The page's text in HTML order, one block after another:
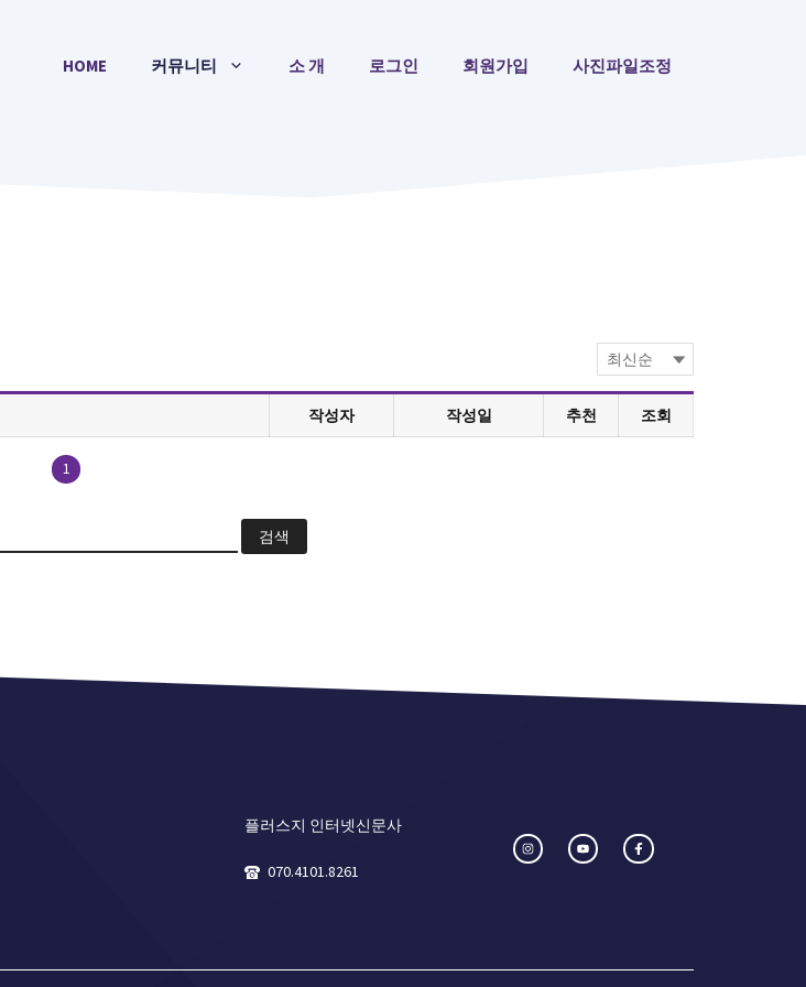
HOME 커뮤니티 소 개 로그인 회원가입 사진파일조정
작성자 작성일 추천 조회
1
검색
플러스지 인터넷신문사
070.4101.8261